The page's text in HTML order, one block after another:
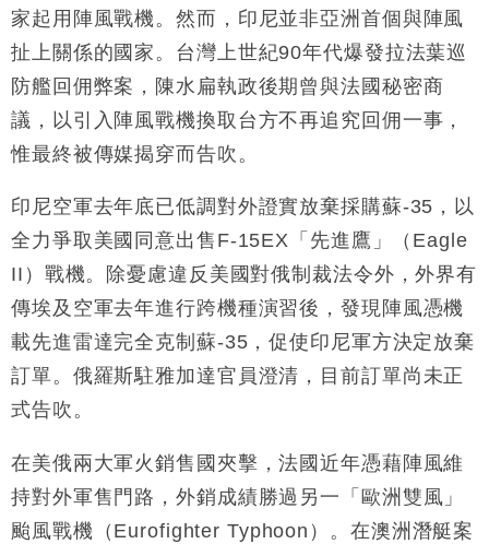
家起用陣風戰機。然而，印尼並非亞洲首個與陣風
扯上關係的國家。台灣上世紀90年代爆發拉法葉巡
防艦回佣弊案，陳水扁執政後期曾與法國秘密商
議，以引入陣風戰機換取台方不再追究回佣一事，
惟最終被傳媒揭穿而告吹。
印尼空軍去年底已低調對外證實放棄採購蘇-35，以
全力爭取美國同意出售F-15EX「先進鷹」（Eagle
II）戰機。除憂慮違反美國對俄制裁法令外，外界有
傳埃及空軍去年進行跨機種演習後，發現陣風憑機
載先進雷達完全克制蘇-35，促使印尼軍方決定放棄
訂單。俄羅斯駐雅加達官員澄清，目前訂單尚未正
式告吹。
在美俄兩大軍火銷售國夾擊，法國近年憑藉陣風維
持對外軍售門路，外銷成績勝過另一「歐洲雙風」
颱風戰機（Eurofighter Typhoon）。在澳洲潛艇案